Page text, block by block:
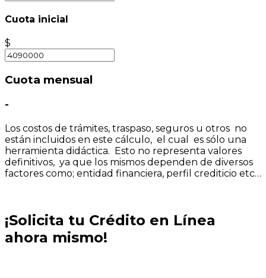
Cuota inicial
$
Cuota mensual
-
Los costos de trámites, traspaso, seguros u otros no
están incluidos en este cálculo, el cual es sólo una
herramienta didáctica. Esto no representa valores
definitivos, ya que los mismos dependen de diversos
factores como; entidad financiera, perfil crediticio etc…
¡Solicita tu Crédito en Línea
ahora mismo!